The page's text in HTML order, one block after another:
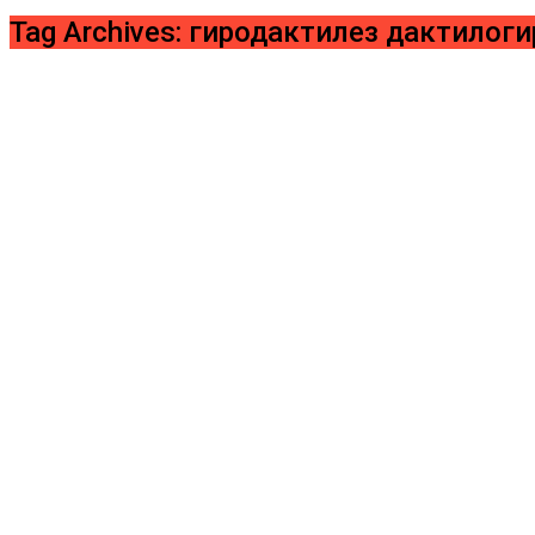
Tag Archives: гиродактилез